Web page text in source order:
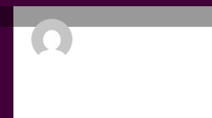
Arts Trackers